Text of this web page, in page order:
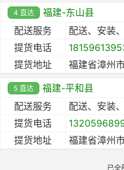
4 直达
福建-东山县
配送服务
配送、安装
提货电话
提货地址
福建省漳州
5 直达
福建-平和县
配送服务
配送、安装
提货电话
提货地址
福建省漳州
已全